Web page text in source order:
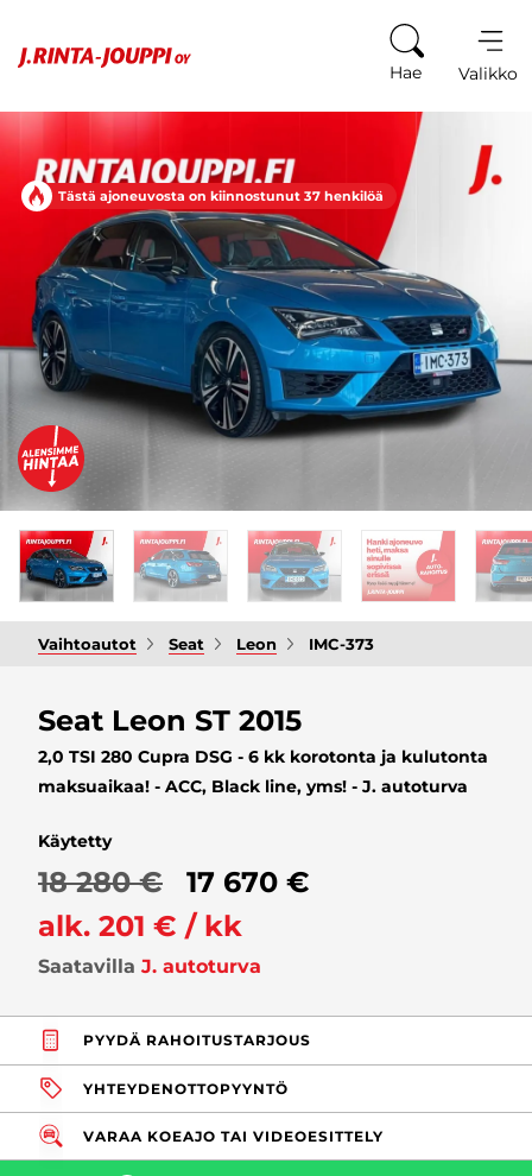
Hae Valikko
Tästä ajoneuvosta on kiinnostunut 37 henkilöä
Vaihtoautot Seat Leon IMC-373
Seat Leon ST 2015
2,0 TSI 280 Cupra DSG - 6 kk korotonta ja kulutonta
maksuaikaa! - ACC, Black line, yms! - J. autoturva
Käytetty
18 280 €
17 670 €
alk. 201 € / kk
Saatavilla J. autoturva
PYYDÄ RAHOITUSTARJOUS
YHTEYDENOTTOPYYNTÖ
VARAA KOEAJO TAI VIDEOESITTELY